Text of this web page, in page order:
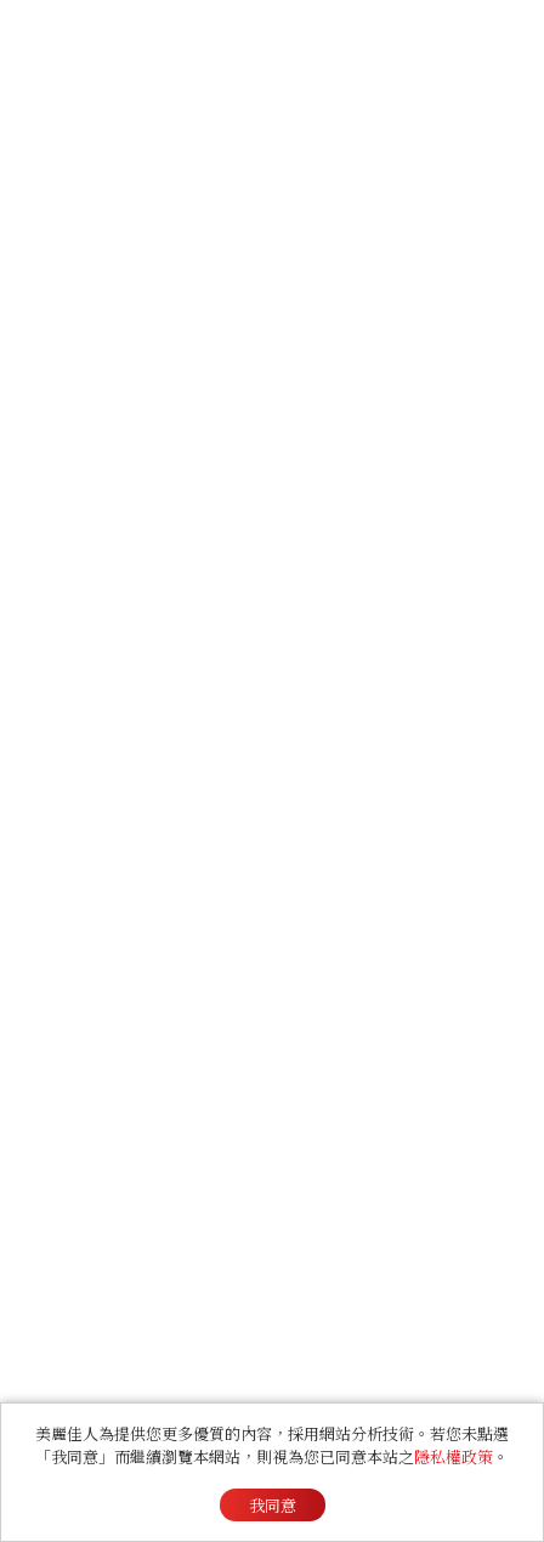
美麗佳人為提供您更多優質的內容，採用網站分析技術。若您未點選
「我同意」而繼續瀏覽本網站，則視為您已同意本站之隱私權政策 。
我同意